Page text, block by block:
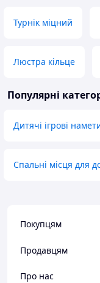
Турнік міцний
Люстра кільце
Популярні
Дитячі ігрові
Спальні місця для
Покупцям
Продавцям
Про нас